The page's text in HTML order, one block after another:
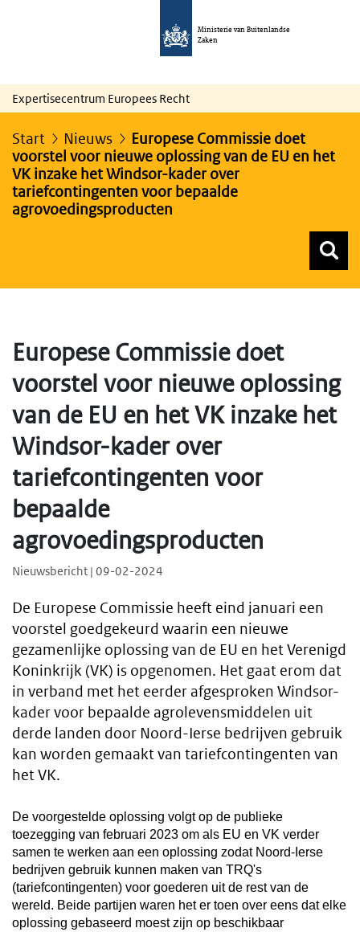
Ministerie van Buitenlandse
Zaken
Expertisecentrum Europees Recht
Start Nieuws
Europese Commissie doet
voorstel voor nieuwe oplossing van de EU en het
VK inzake het Windsor-kader over
tariefcontingenten voor bepaalde
agrovoedingsproducten
Europese Commissie doet
voorstel voor nieuwe oplossing
van de EU en het VK inzake het
Windsor-kader over
tariefcontingenten voor
bepaalde
agrovoedingsproducten
Nieuwsbericht | 09-02-2024
De Europese Commissie heeft eind januari een
voorstel goedgekeurd waarin een nieuwe
gezamenlijke oplossing van de EU en het Verenigd
Koninkrijk (VK) is opgenomen. Het gaat erom dat
in verband met het eerder afgesproken Windsor-
kader voor bepaalde agrolevensmiddelen uit
derde landen door Noord-Ierse bedrijven gebruik
kan worden gemaakt van tariefcontingenten van
het VK.
De voorgestelde oplossing volgt op de publieke
toezegging van februari 2023 om als EU en VK verder
samen te werken aan een oplossing zodat Noord-Ierse
bedrijven gebruik kunnen maken van TRQ's
(tariefcontingenten) voor goederen uit de rest van de
wereld. Beide partijen waren het er toen over eens dat elke
oplossing gebaseerd moest zijn op beschikbaar